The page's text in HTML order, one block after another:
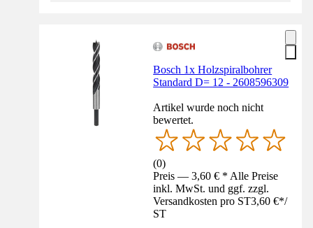
Bosch 1x Holzspiralbohrer
Standard D= 12 - 2608596309
Artikel wurde noch nicht
bewertet.
(0)
Preis — 3,60 € * Alle Preise
inkl. MwSt. und ggf. zzgl.
Versandkosten pro ST3,60 €*/
ST